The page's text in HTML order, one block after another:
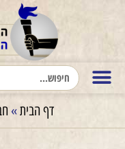
דף הבית»